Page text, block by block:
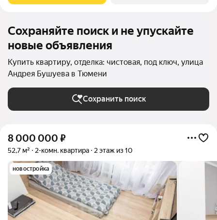
Сохраняйте поиск и не упускайте
новые объявления
Купить квартиру, отделка: чистовая, под ключ, улица
Андрея Бушуева в Тюмени
Сохранить поиск
8 000 000 ₽
52,7 м² 2-комн. квартира 2 этаж из 10
новостройка